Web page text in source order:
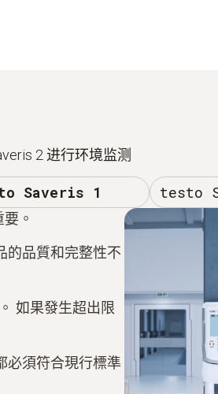
2 进行环境监测
Saveris 1 testo
。
的品質和完整性不
如果發生超出限
必須符合現行標準